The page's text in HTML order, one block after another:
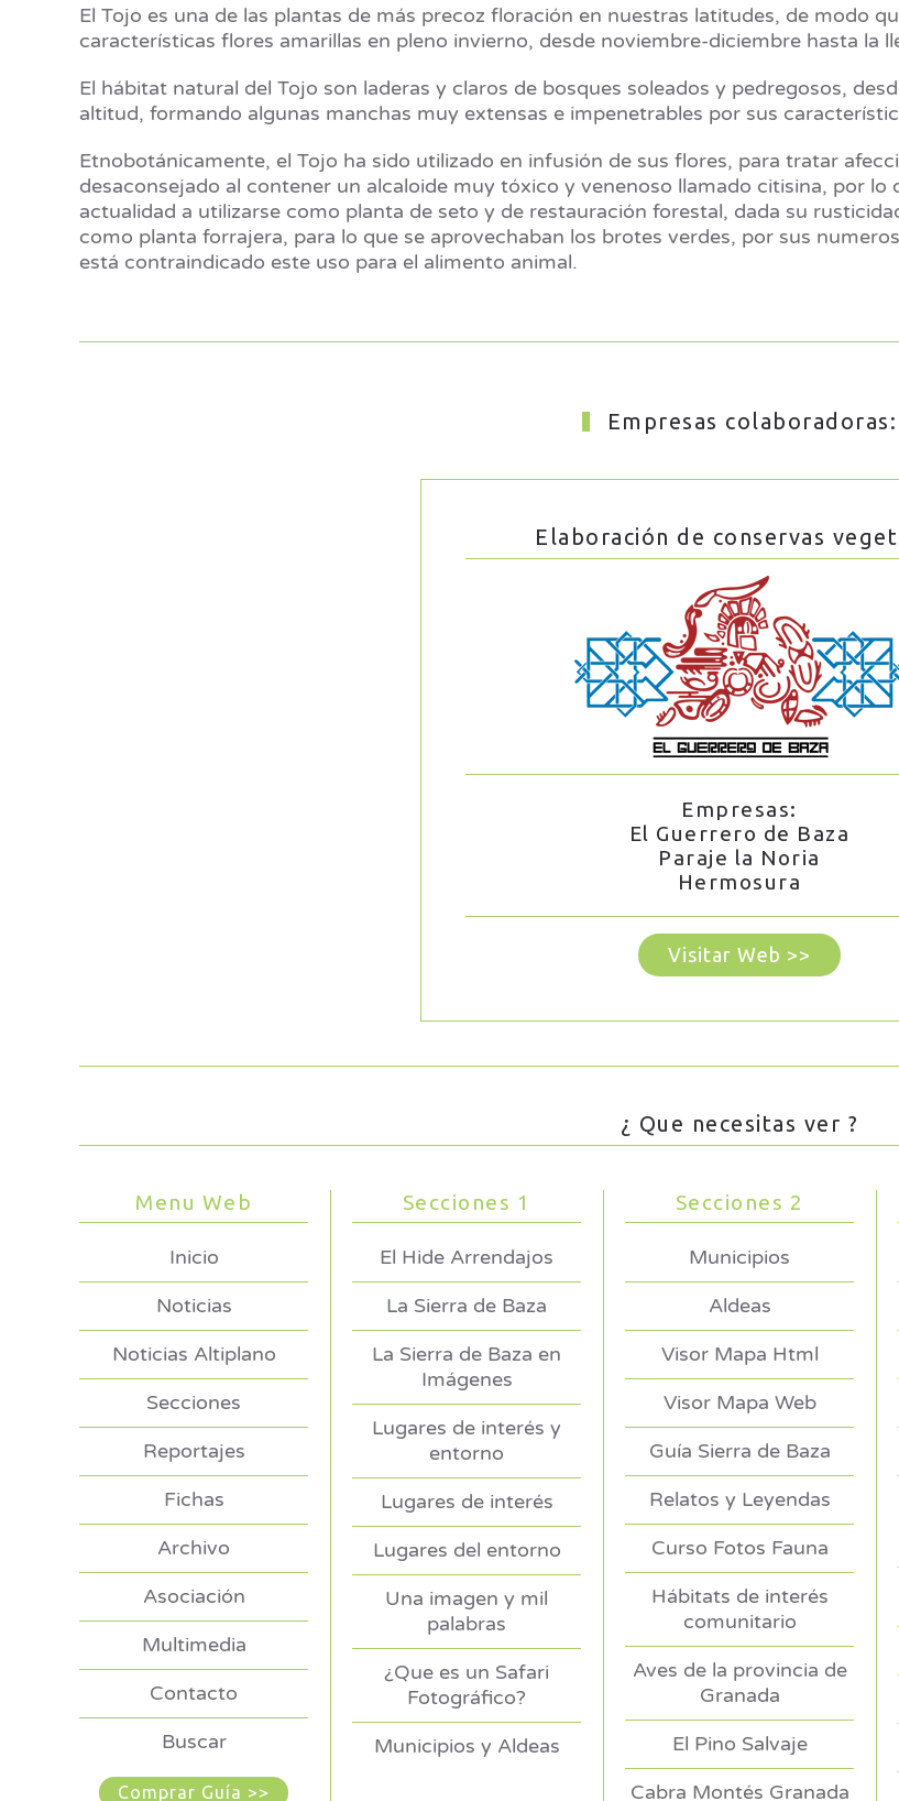
El Tojo es una de las plantas de más precoz floración en nuestras latitudes, de modo
características flores amarillas en pleno invierno, desde noviembre-diciembre hasta la
El hábitat natural del Tojo son laderas y claros de bosques soleados y pedregosos,
altitud, formando algunas manchas muy extensas e impenetrables por sus
Etnobotánicamente, el Tojo ha sido utilizado en infusión de sus flores, para tratar
desaconsejado al contener un alcaloide muy tóxico y venenoso llamado citisina, por
actualidad a utilizarse como planta de seto y de restauración forestal, dada su
como planta forrajera, para lo que se aprovechaban los brotes verdes, por sus
está contraindicado este uso para el alimento animal.
Empresas colaboradoras:
Elaboración de conservas
Empresas:
El Guerrero de Baza
Paraje la Noria
Hermosura
Visitar Web >>
¿ Que necesitas ver ?
Menu Web
Inicio
Noticias
Noticias Altiplano
Secciones
Reportajes
Fichas
Archivo
Asociación
Multimedia
Contacto
Buscar
Comprar Guía >>
Secciones 1
El Hide Arrendajos
La Sierra de Baza
La Sierra de Baza en
Imágenes
Lugares de interés y
entorno
Lugares de interés
Lugares del entorno
Una imagen y mil
palabras
¿Que es un Safari
Fotográfico?
Municipios y Aldeas
Secciones 2
Municipios
Aldeas
Visor Mapa Html
Visor Mapa Web
Guía Sierra de Baza
Relatos y Leyendas
Curso Fotos Fauna
Hábitats de interés
comunitario
Aves de la provincia de
Granada
El Pino Salvaje
Cabra Montés Granada